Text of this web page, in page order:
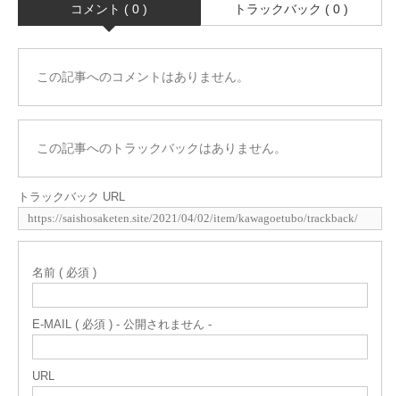
コメント ( 0 ) トラックバック ( 0 )
この記事へのコメントはありません。
この記事へのトラックバックはありません。
トラックバック URL
名前 ( 必須 )
E-MAIL ( 必須 ) - 公開されません -
URL